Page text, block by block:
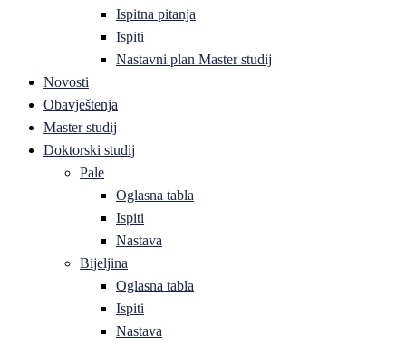
Ispitna pitanja
Ispiti
Nastavni plan Master studij
Novosti
Obavještenja
Master studij
Doktorski studij
Pale
Oglasna tabla
Ispiti
Nastava
Bijeljina
Oglasna tabla
Ispiti
Nastava